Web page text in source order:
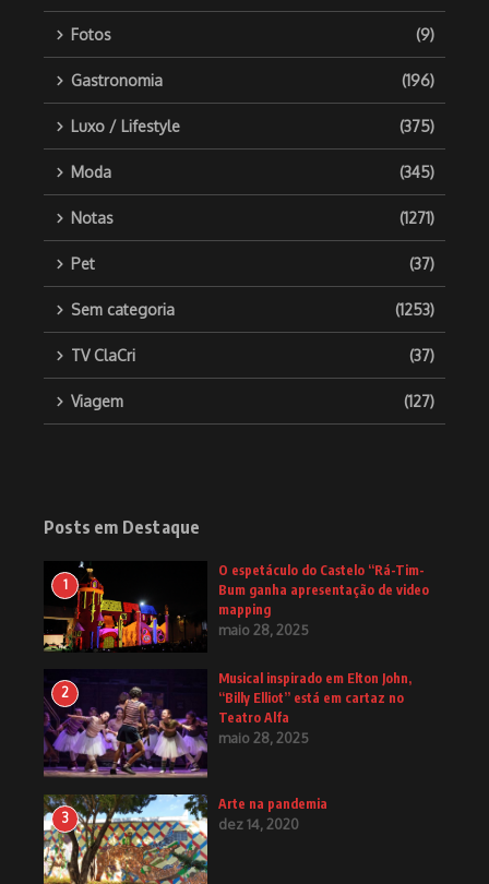
Fotos (9)
Gastronomia (196)
Luxo / Lifestyle (375)
Moda (345)
Notas (1271)
Pet (37)
Sem categoria (1253)
TV ClaCri (37)
Viagem (127)
Posts em Destaque
1
O espetáculo do Castelo “Rá-Tim-
Bum ganha apresentação de video
mapping
maio 28, 2025
2
Musical inspirado em Elton John,
“Billy Elliot” está em cartaz no
Teatro Alfa
maio 28, 2025
3
Arte na pandemia
dez 14, 2020